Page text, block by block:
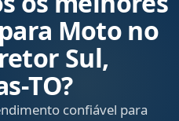
Moto no
Sul,
confiável para